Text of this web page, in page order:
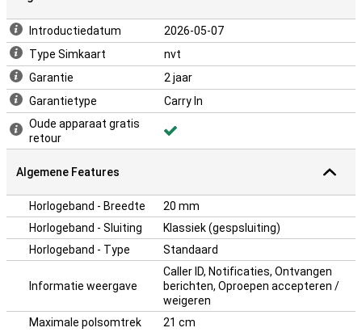
NFC, zodat je altijd verbonden bent. Hoewel sommige
antwoordfuncties beperkter zijn op iPhone, blijft de ervaring soepel
en gebruiksvriendelijk voor iedereen.
Introductiedatum
2026-05-07
Type Simkaart
nvt
Garantie
2 jaar
Garantietype
Carry In
Oude apparaat gratis
retour
Algemene Features
Horlogeband - Breedte
20 mm
Horlogeband - Sluiting
Klassiek (gespsluiting)
Horlogeband - Type
Standaard
Informatie weergave
Caller ID, Notificaties, Ontvangen
berichten, Oproepen accepteren /
weigeren
Maximale polsomtrek
21 cm